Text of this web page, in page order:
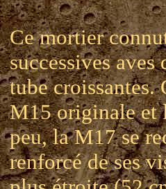
Ce mortier
successives aves
tube
M15 originale et
peu, la M17 se
renforcé de ses